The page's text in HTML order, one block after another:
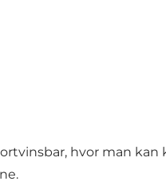
hvor man kan